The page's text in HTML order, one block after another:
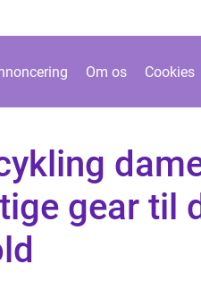
Om os Cookies
gear til